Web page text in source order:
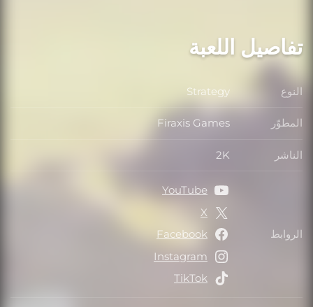
تفاصيل اللعبة
النوع النوع
Strategy
المطوّر المطوّر
Firaxis Games
الناشر الناشر
2K
الروابط الروابط
YouTube
X
Facebook
Instagram
TikTok